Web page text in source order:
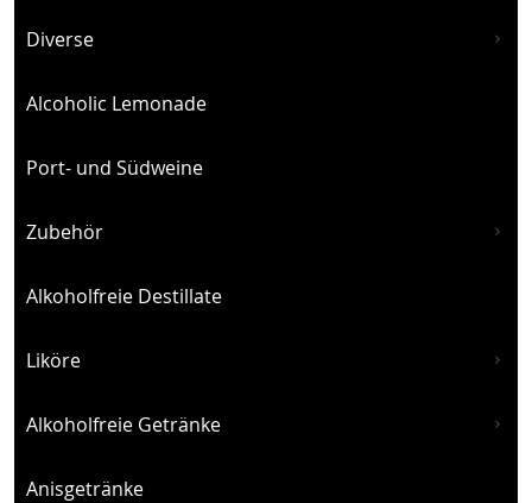
Diverse
Alcoholic Lemonade
Port- und Südweine
Zubehör
Alkoholfreie Destillate
Liköre
Alkoholfreie Getränke
Anisgetränke